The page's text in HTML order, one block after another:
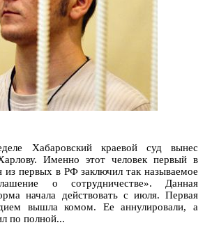
Хабаровский краевой суд вынес
Именно этот человек первый в
первых в РФ заключил так называемое
о сотрудничестве». Данная
начала действовать с июля. Первая
вышла комом. Ее аннулировали, а
по полной...